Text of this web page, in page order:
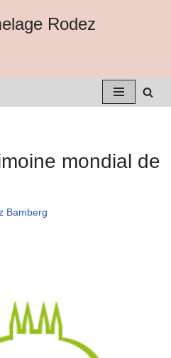
Rodez
mondial de
Bamberg